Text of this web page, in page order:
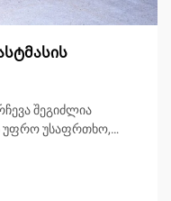
შეგიძლია
უფრო უსაფრთხო,
ეს გეხმარება